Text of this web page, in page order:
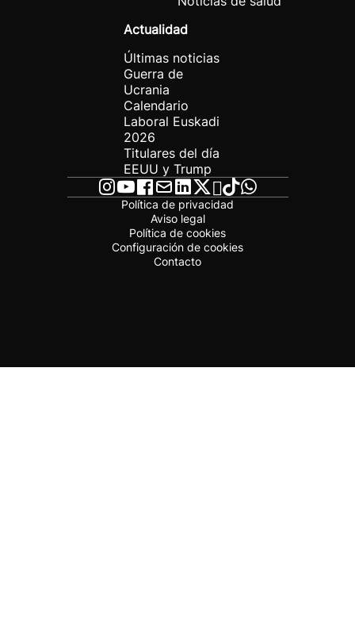
Actualidad
Últimas noticias
Guerra de
Ucrania
Calendario
Laboral Euskadi
2026
Titulares del día
EEUU y Trump
Política de privacidad
Aviso legal
Política de cookies
Configuración de cookies
Contacto